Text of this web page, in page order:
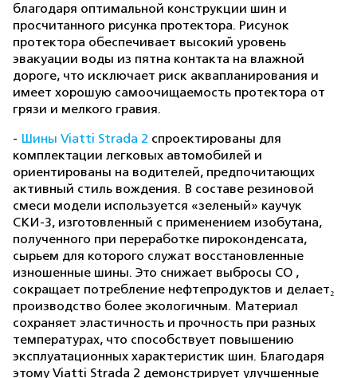
благодаря оптимальной конструкции шин и
просчитанного рисунка протектора. Рисунок
протектора обеспечивает высокий уровень
эвакуации воды из пятна контакта на влажной
дороге, что исключает риск аквапланирования и
имеет хорошую самоочищаемость протектора от
грязи и мелкого гравия.
- Шины Viatti Strada 2 спроектированы для
комплектации легковых автомобилей и
ориентированы на водителей, предпочитающих
активный стиль вождения. В составе резиновой
смеси модели используется «зеленый» каучук
СКИ-3, изготовленный с применением изобутана,
полученного при переработке пироконденсата,
сырьем для которого служат восстановленные
изношенные шины. Это снижает выбросы CO ,
сокращает потребление нефтепродуктов и делает₂
производство более экологичным. Материал
сохраняет эластичность и прочность при разных
температурах, что способствует повышению
эксплуатационных характеристик шин. Благодаря
этому Viatti Strada 2 демонстрирует улучшенные